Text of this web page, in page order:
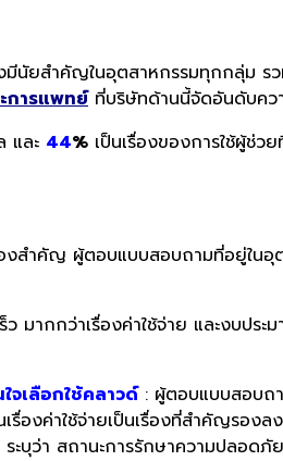
มีนัยสำคัญในอุตสาหกรรมทุกกลุ่ม
การแพทย์ ที่บริษัทด้านนี้จัดอันดับค
และ 44% เป็นเรื่องของการใช้ผู้ช่ว
องสำคัญ ผู้ตอบแบบสอบถามที่อยู่ในอุ
ว มากกว่าเรื่องค่าใช้จ่าย และงบประ
เลือกใช้คลาวด์: ผู้ตอบแบบสอบถ
รื่องค่าใช้จ่ายเป็นเรื่องที่สำคัญรอง
ระบุว่า สถานะการรักษาความปลอด